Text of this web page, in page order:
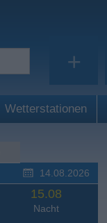
+
Wetterstationen
14.08.2026
15.08
Nacht